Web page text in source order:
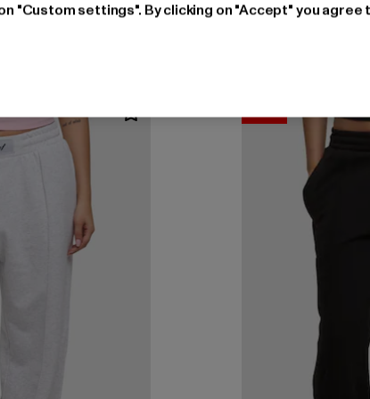
-20%
"Custom settings". By clicking on "Accept" you agree